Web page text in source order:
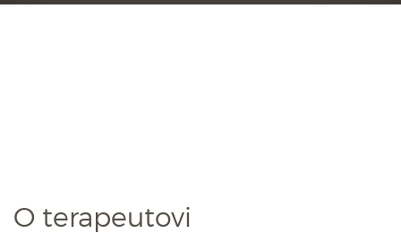
O terapeutovi